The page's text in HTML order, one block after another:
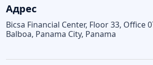
Адрес
Bicsa Financial Center, Floor 33, Office
Balboa, Panama City, Panama